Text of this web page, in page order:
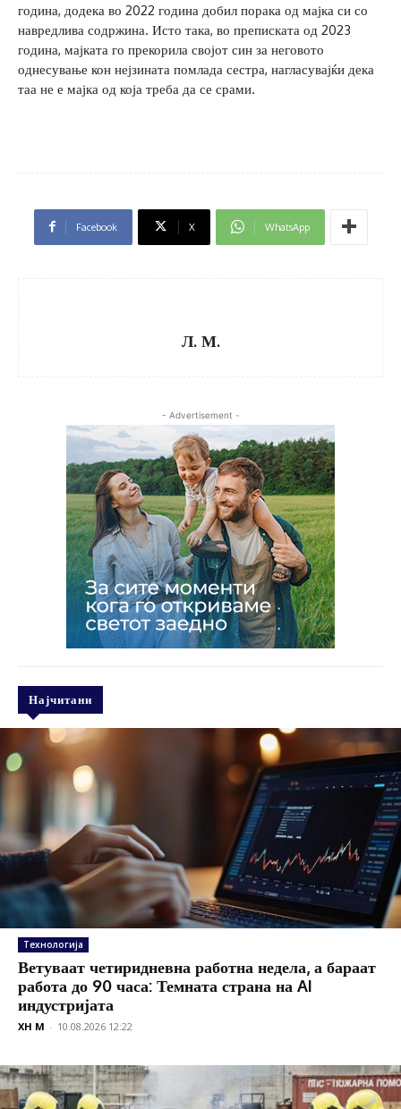
година, додека во 2022 година добил порака од мајка си со
навредлива содржина. Исто така, во преписката од 2023
година, мајката го прекорила својот син за неговото
однесување кон нејзината помлада сестра, нагласувајќи дека
таа не е мајка од која треба да се срами.
Facebook X WhatsApp
Л. М.
- Advertisement -
Најчитани
Технологија
Ветуваат четиридневна работна недела, а бараат
работа до 90 часа: Темната страна на AI
индустријата
XH M - 10.08.2026 12:22